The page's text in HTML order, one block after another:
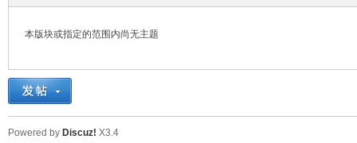
本版块或指定的范围内尚无主题
Powered by Discuz! X3.4